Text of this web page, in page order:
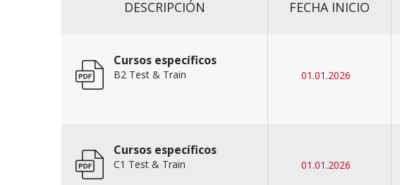
DESCRIPCIÓN FECHA INICIO
Cursos específicos
B2 Test & Train 01.01.2026
Cursos específicos
C1 Test & Train 01.01.2026